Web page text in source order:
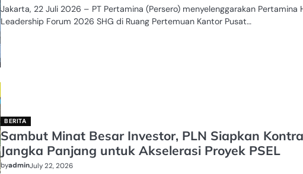
Jakarta, 22 Juli 2026 – PT Pertamina (Persero) menyelenggarakan Pertamina
Leadership Forum 2026 SHG di Ruang Pertemuan Kantor Pusat…
BERITA
Sambut Minat Besar Investor, PLN Siapkan
Jangka Panjang untuk Akselerasi Proyek PSEL
byadminJuly 22, 2026